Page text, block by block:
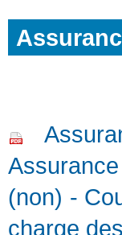
(non) -
charge